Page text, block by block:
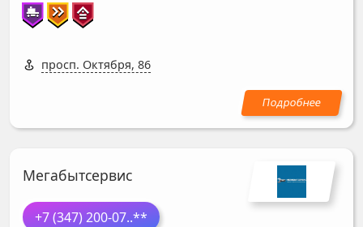
просп. Октября, 86
Мегабытсервис
+7 (347) 200-07..**